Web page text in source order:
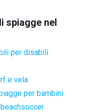
spiagge nel
per disabili
e vela
per bambini